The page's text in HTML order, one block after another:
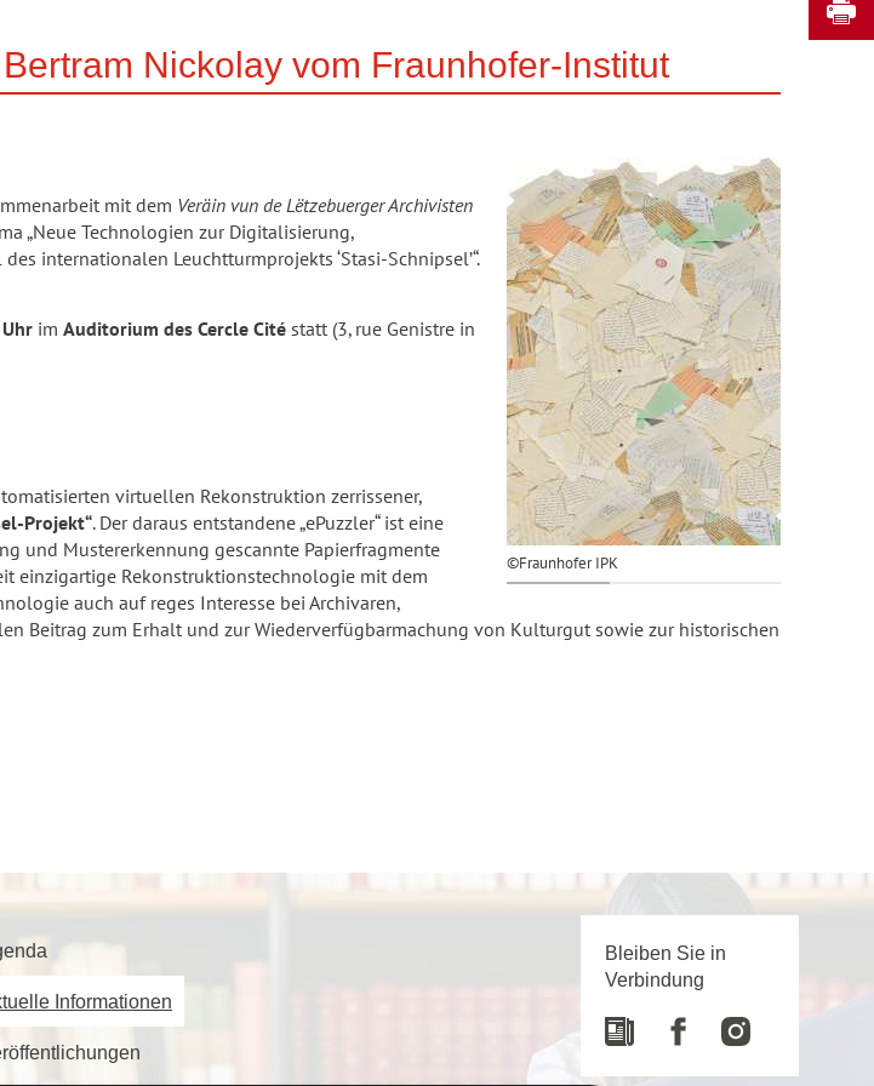
Nickolay vom Fraunhofer-Institut
©Fraunhofer IPK
mit dem Veräin vun de Lëtzebuerger Archivisten
„Neue Technologien zur Digitalisierung,
internationalen Leuchtturmprojekts ‘Stasi-Schnipsel’“.
im Auditorium des Cercle Cité statt (3, rue Genistre in
virtuellen Rekonstruktion zerrissener,
Projekt“. Der daraus entstandene „ePuzzler“ ist eine
und Mustererkennung gescannte Papierfragmente
einzigartige Rekonstruktionstechnologie mit dem
auch auf reges Interesse bei Archivaren,
Beitrag zum Erhalt und zur Wiederverfügbarmachung von Kulturgut sowie zur historischen
Informationen
Bleiben Sie in
Verbindung
NewspaperFacebook